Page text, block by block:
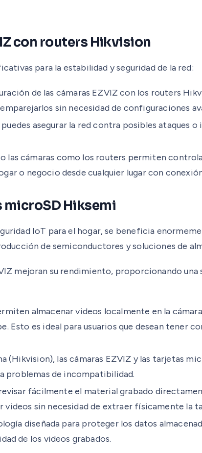
con routers Hikvision
para la estabilidad y seguridad de la red:
de las cámaras EZVIZ con los routers
sin necesidad de configuraciones
asegurar la red contra posibles ataques
las cámaras como los routers permiten
o negocio desde cualquier lugar con
Hiksemi
IoT para el hogar, se beneficia
de semiconductores y soluciones de
mejoran su rendimiento, proporcionando
almacenar videos localmente en la
Esto es ideal para usuarios que desean tener
(Hikvision), las cámaras EZVIZ y las tarjetas
problemas de incompatibilidad.
fácilmente el material grabado
videos sin necesidad de extraer físicamente la
diseñada para proteger los datos
de los videos grabados.